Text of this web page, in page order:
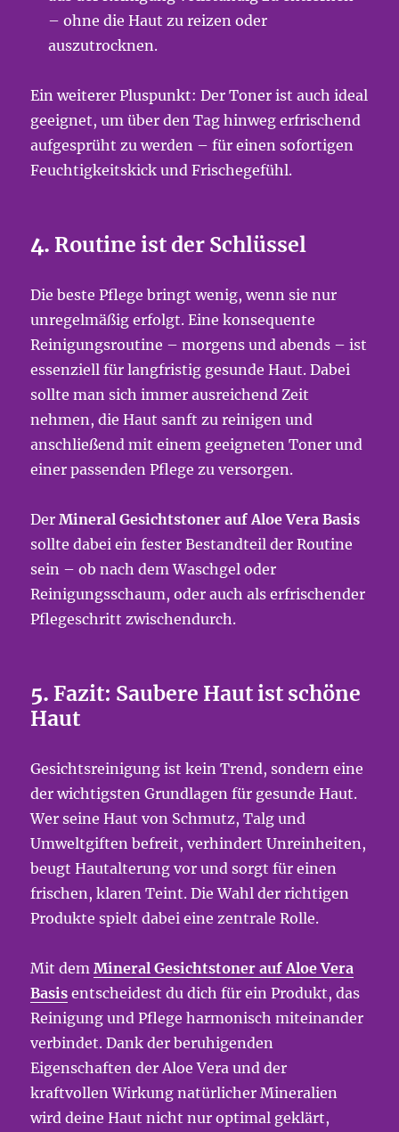
– ohne die Haut zu reizen oder
auszutrocknen.
Ein weiterer Pluspunkt: Der Toner ist auch ideal
geeignet, um über den Tag hinweg erfrischend
aufgesprüht zu werden – für einen sofortigen
Feuchtigkeitskick und Frischegefühl.
4.Routine ist der Schlüssel
Die beste Pflege bringt wenig, wenn sie nur
unregelmäßig erfolgt. Eine konsequente
Reinigungsroutine – morgens und abends – ist
essenziell für langfristig gesunde Haut. Dabei
sollte man sich immer ausreichend Zeit
nehmen, die Haut sanft zu reinigen und
anschließend mit einem geeigneten Toner und
einer passenden Pflege zu versorgen.
DerMineral Gesichtstoner auf Aloe Vera Basis
sollte dabei ein fester Bestandteil der Routine
sein – ob nach dem Waschgel oder
Reinigungsschaum, oder auch als erfrischender
Pflegeschritt zwischendurch.
5.Fazit: Saubere Haut ist schöne
Haut
Gesichtsreinigung ist kein Trend, sondern eine
der wichtigsten Grundlagen für gesunde Haut.
Wer seine Haut von Schmutz, Talg und
Umweltgiften befreit, verhindert Unreinheiten,
beugt Hautalterung vor und sorgt für einen
frischen, klaren Teint. Die Wahl der richtigen
Produkte spielt dabei eine zentrale Rolle.
Mit demMineral Gesichtstoner auf Aloe Vera
Basis entscheidest du dich für ein Produkt, das
Reinigung und Pflege harmonisch miteinander
verbindet. Dank der beruhigenden
Eigenschaften der Aloe Vera und der
kraftvollen Wirkung natürlicher Mineralien
wird deine Haut nicht nur optimal geklärt,